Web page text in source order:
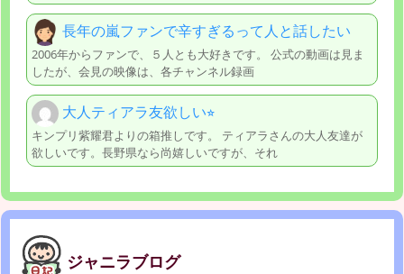
長年の嵐ファンで辛すぎるって人と話したい
2006年からファンで、５人とも大好きです。 公式の動画は見ま
したが、会見の映像は、各チャンネル録画
大人ティアラ友欲しい⭐︎
キンプリ紫耀君よりの箱推しです。 ティアラさんの大人友達が
欲しいです。長野県なら尚嬉しいですが、それ
ジャニラブログ